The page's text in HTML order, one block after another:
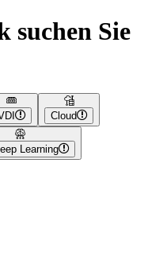
suchen Sie
Cloud
Learning